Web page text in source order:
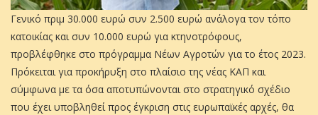
Γενικό πριµ 30.000 ευρώ συν 2.500 ευρώ ανάλογα τον τόπο
κατοικίας και συν 10.000 ευρώ για κτηνοτρόφους,
προβλέφθηκε στο πρόγραµµα Νέων Αγροτών για το έτος 2023.
Πρόκειται για προκήρυξη στο πλαίσιο της νέας ΚΑΠ και
σύµφωνα µε τα όσα αποτυπώνονται στο στρατηγικό σχέδιο
που έχει υποβληθεί προς έγκριση στις ευρωπαϊκές αρχές, θα